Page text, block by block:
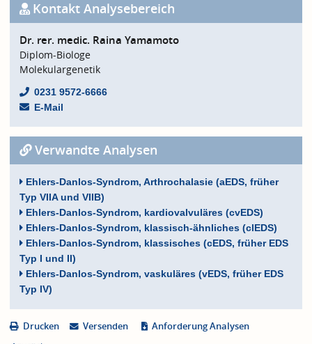
Kontakt Analysebereich
Dr. rer. medic. Raina Yamamoto
Diplom-Biologe
Molekulargenetik
0231 9572-6666
E-Mail
Verwandte Analysen
Ehlers-Danlos-Syndrom, Arthrochalasie (aEDS, früher
Typ VIIA und VIIB)
Ehlers-Danlos-Syndrom, kardiovalvuläres (cvEDS)
Ehlers-Danlos-Syndrom, klassisch-ähnliches (clEDS)
Ehlers-Danlos-Syndrom, klassisches (cEDS, früher EDS
Typ I und II)
Ehlers-Danlos-Syndrom, vaskuläres (vEDS, früher EDS
Typ IV)
Drucken Versenden
Anforderung Analysen